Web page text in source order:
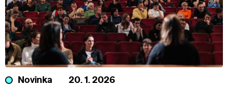
Novinka 20. 1. 2026